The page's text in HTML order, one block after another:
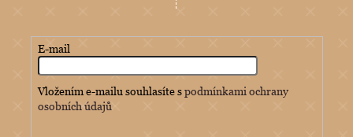
E-mail
Vložením e-mailu souhlasíte spodmínkami ochrany
osobních údajů